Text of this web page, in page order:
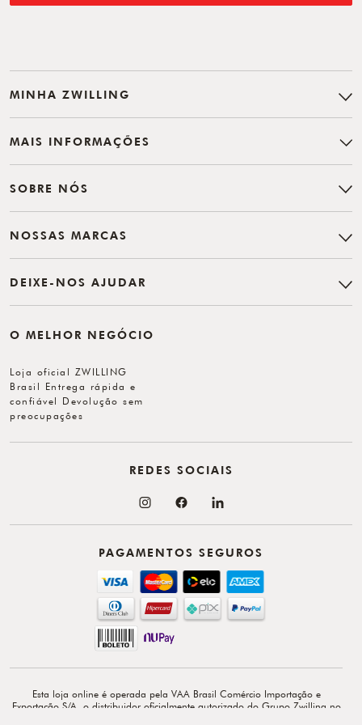
MINHA ZWILLING
MAIS INFORMAÇÕES
SOBRE NÓS
NOSSAS MARCAS
DEIXE-NOS AJUDAR
O MELHOR NEGÓCIO
Loja oficial ZWILLING
Brasil Entrega rápida e
confiável Devolução sem
preocupações
PAGAMENTOS SEGUROS
REDES SOCIAIS
Esta loja online é operada pela VAA Brasil Comércio Importação e
Exportação S/A, o distribuidor oficialmente autorizado do Grupo Zwilling no